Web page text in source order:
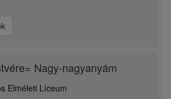
Nagy-nagyanyám
Elméleti Líceum